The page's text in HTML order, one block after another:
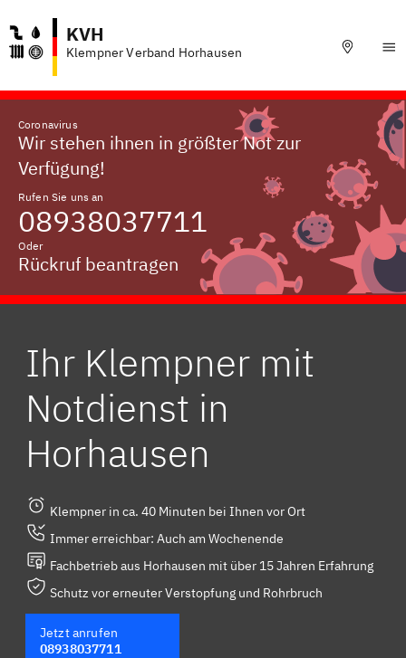
KVH
Klempner Verband Horhausen
Coronavirus
Wir stehen ihnen in größter Not zur
Verfügung!
Rufen Sie uns an
08938037711
Oder
Rückruf beantragen
Ihr Klempner mit
Notdienst in
Horhausen
Klempner in ca. 40 Minuten bei Ihnen vor Ort
Immer erreichbar: Auch am Wochenende
Fachbetrieb aus Horhausen mit über 15 Jahren Erfahrung
Schutz vor erneuter Verstopfung und Rohrbruch
Jetzt anrufen
08938037711